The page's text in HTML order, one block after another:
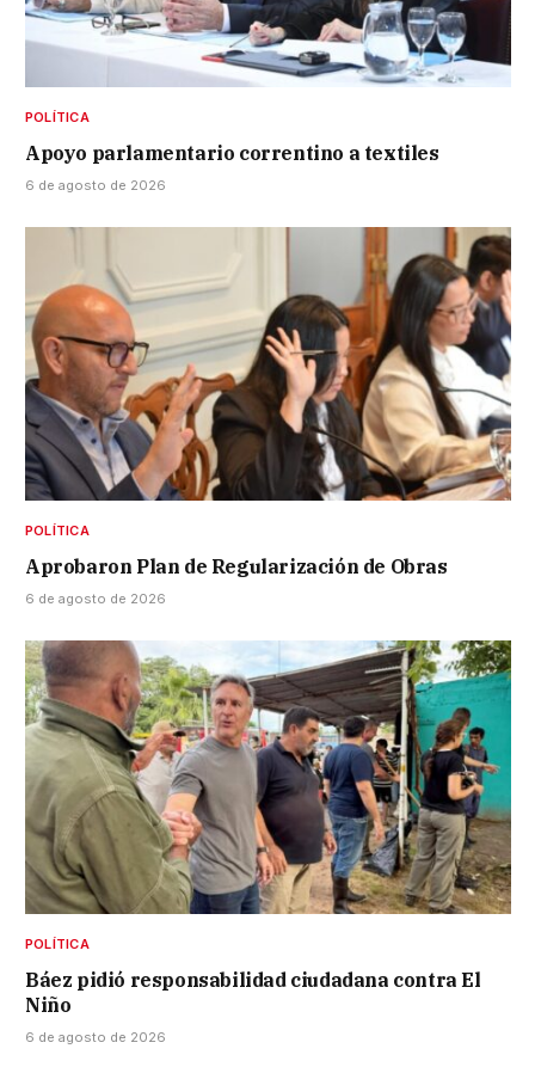
POLÍTICA
Apoyo parlamentario correntino a textiles
6 de agosto de 2026
POLÍTICA
Aprobaron Plan de Regularización de Obras
6 de agosto de 2026
POLÍTICA
Báez pidió responsabilidad ciudadana contra El
Niño
6 de agosto de 2026